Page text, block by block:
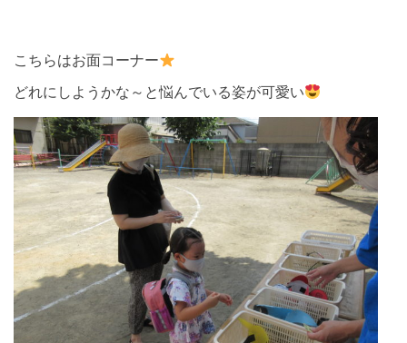
こちらはお面コーナー
どれにしようかな～と悩んでいる姿が可愛い